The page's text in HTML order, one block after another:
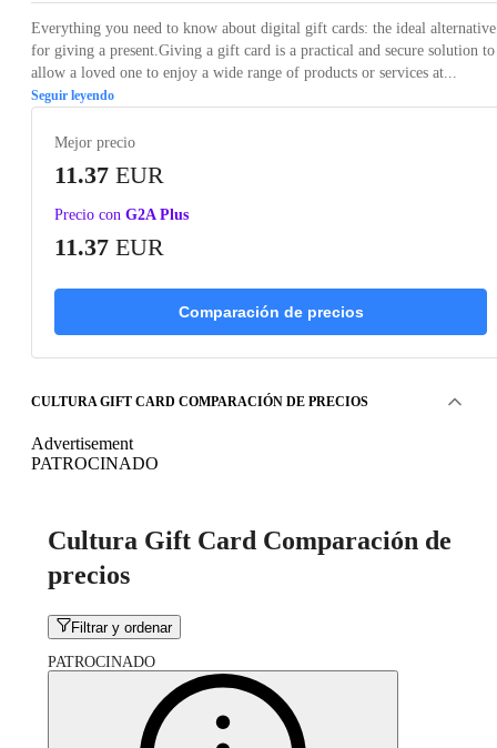
Everything you need to know about digital gift cards: the ideal alternative
for giving a present.Giving a gift card is a practical and secure solution to
allow a loved one to enjoy a wide range of products or services at...
Seguir leyendo
Mejor precio
11.37 EUR
Precio con G2A Plus
11.37 EUR
Comparación de precios
CULTURA GIFT CARD COMPARACIÓN DE PRECIOS
Advertisement
PATROCINADO
Cultura Gift Card Comparación de
precios
Filtrar y ordenar
PATROCINADO